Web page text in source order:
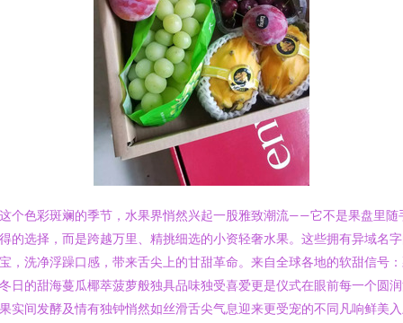
个色彩斑斓的季节，水果界悄然兴起一股雅致潮流——它不是果盘里随
的选择，而是跨越万里、精挑细选的小资轻奢水果。这些拥有异域名
，洗净浮躁口感，带来舌尖上的甘甜革命。来自全球各地的软甜信号
日的甜海蔓瓜椰萃菠萝般独具品味独受喜爱更是仪式在眼前每一个圆
实间发酵及情有独钟悄然如丝滑舌尖气息迎来更受宠的不同凡响鲜美